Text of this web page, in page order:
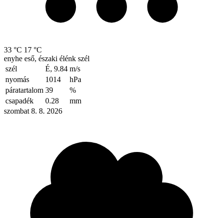
33 °C 17 °C
enyhe eső, északi élénk szél
szél
É, 9.84 m/s
nyomás
1014
hPa
páratartalom 39
%
csapadék
0.28
mm
szombat 8. 8. 2026